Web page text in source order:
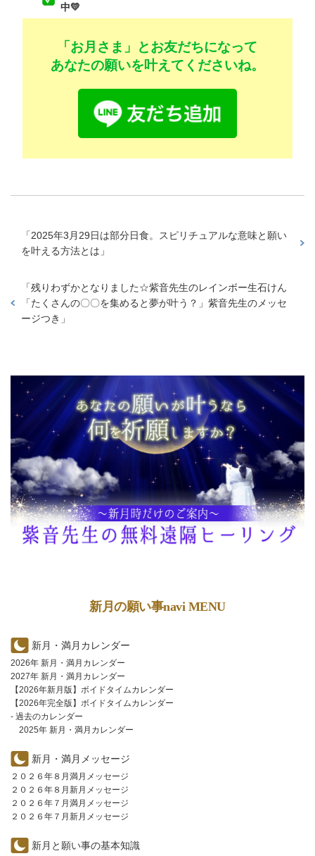
中💛
「お月さま」とお友だちになって
あなたの願いを叶えてくださいね。
「2025年3月29日は部分日食。スピリチュアルな意味と願い
を叶える方法とは 」
「残りわずかとなりました☆紫音先生のレインボー生石けん
「たくさんの〇〇を集めると夢が叶う？」紫音先生のメッセ
ージつき 」
新月の願い事navi MENU
新月・満月カレンダー
2026年 新月・満月カレンダー
2027年 新月・満月カレンダー
【2026年新月版】ボイドタイムカレンダー
【2026年完全版】ボイドタイムカレンダー
- 過去のカレンダー
2025年 新月・満月カレンダー
新月・満月メッセージ
２０２６年８月満月メッセージ
２０２６年８月新月メッセージ
２０２６年７月満月メッセージ
２０２６年７月新月メッセージ
新月と願い事の基本知識